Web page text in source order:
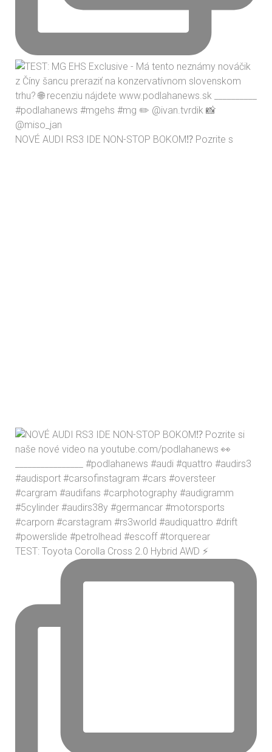
NOVÉ AUDI RS3 IDE NON-STOP BOKOM⁉️ Pozrite s
TEST: Toyota Corolla Cross 2.0 Hybrid AWD ⚡️